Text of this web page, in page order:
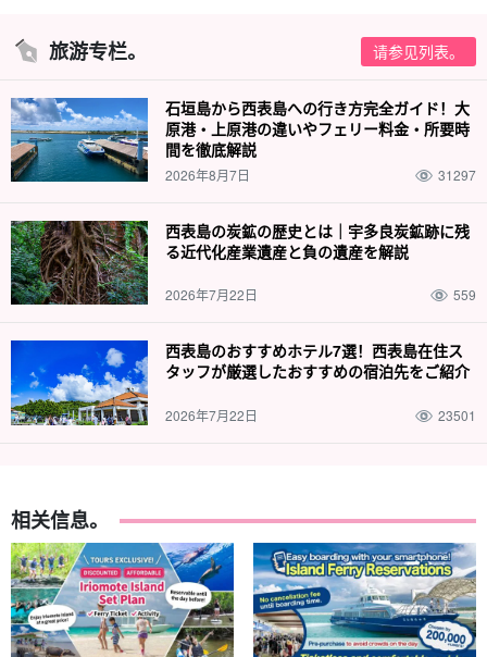
旅游专栏。 请参见列表。
石垣島から西表島への行き方完全ガイド！大
原港・上原港の違いやフェリー料金・所要時
間を徹底解説
2026年8月7日 31297
西表島の炭鉱の歴史とは｜宇多良炭鉱跡に残
る近代化産業遺産と負の遺産を解説
2026年7月22日 559
西表島のおすすめホテル7選！西表島在住ス
タッフが厳選したおすすめの宿泊先をご紹介
2026年7月22日 23501
相关信息。